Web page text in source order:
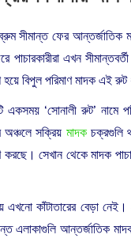
সীমান্ত ফের
পাচারকারীরা এখন
হয়ে বিপুল পরিমাণ মাদক এই
‘সোনালী রুট’ নামে
অঞ্চলে সক্রিয় মাদকচক্রগুলি
করছে। সেখান থেকে মাদক
এখনো কাঁটাতারের বেড়া
এলাকাগুলি আন্তর্জাতিক